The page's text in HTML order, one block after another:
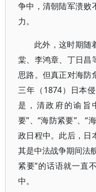
争中，清朝陆军溃败
力。
此外，这时期随
棠、李鸿章、丁日昌
思路。但真正对海防
三年（1874）日本
是，清政府的谕旨
要”、“海防紧要”、“
政日程中。此后，日
其是中法战争期间法
紧要”的话语就一直
中。